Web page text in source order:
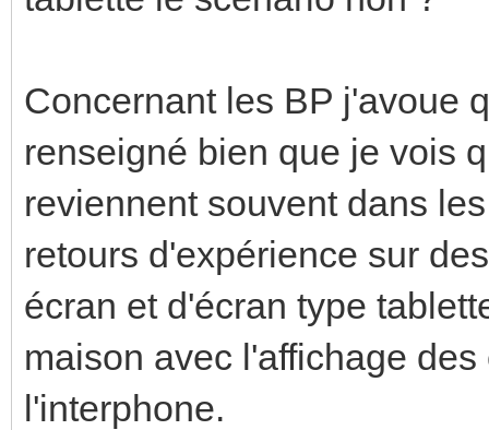
Concernant les BP j'avoue
renseigné bien que je vois
reviennent souvent dans
retours d'expérience sur
écran et d'écran type
maison avec l'affichage
l'interphone.